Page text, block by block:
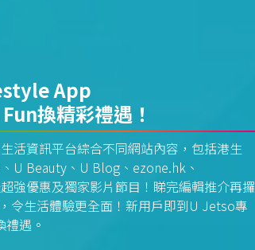
App
換精彩禮遇！
活資訊平台綜合不同網站內容，包括港生
U Beauty、U Blog、ezone.hk、
強優惠及獨家影片節目！睇完編輯推介再攞
令生活體驗更全面！新用戶即到U Jetso專
遇。